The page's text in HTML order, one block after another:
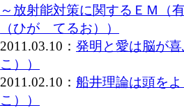
～放射能対策に関するＥＭ
（ひが てるお））
2011.03.10： 発明と愛は脳が
こ））
2011.02.10： 船井理論は頭を
こ））